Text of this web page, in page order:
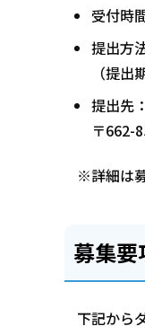
受付時
提出方
（提出
提出先
〒662-
※詳細は
募集
下記から